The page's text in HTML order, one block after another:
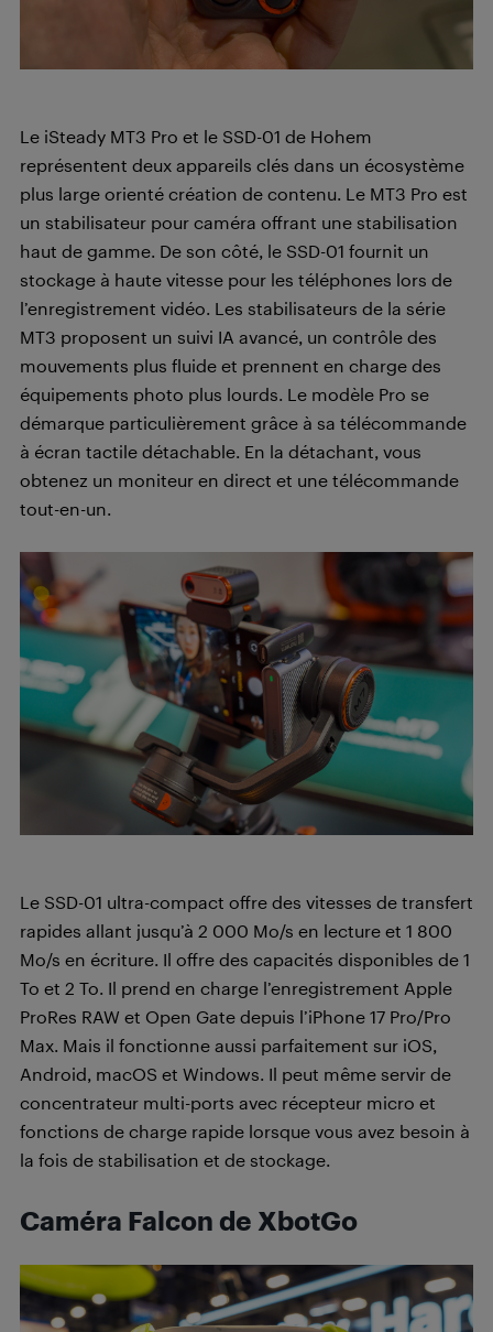
Le iSteady MT3 Pro et le SSD-01 de Hohem
représentent deux appareils clés dans un écosystème
plus large orienté création de contenu. Le MT3 Pro est
un stabilisateur pour caméra offrant une stabilisation
haut de gamme. De son côté, le SSD-01 fournit un
stockage à haute vitesse pour les téléphones lors de
l’enregistrement vidéo. Les stabilisateurs de la série
MT3 proposent un suivi IA avancé, un contrôle des
mouvements plus fluide et prennent en charge des
équipements photo plus lourds. Le modèle Pro se
démarque particulièrement grâce à sa télécommande
à écran tactile détachable. En la détachant, vous
obtenez un moniteur en direct et une télécommande
tout-en-un.
Le SSD-01 ultra-compact offre des vitesses de transfert
rapides allant jusqu’à 2 000 Mo/s en lecture et 1 800
Mo/s en écriture. Il offre des capacités disponibles de 1
To et 2 To. Il prend en charge l’enregistrement Apple
ProRes RAW et Open Gate depuis l’iPhone 17 Pro/Pro
Max. Mais il fonctionne aussi parfaitement sur iOS,
Android, macOS et Windows. Il peut même servir de
concentrateur multi-ports avec récepteur micro et
fonctions de charge rapide lorsque vous avez besoin à
la fois de stabilisation et de stockage.
Caméra Falcon de XbotGo